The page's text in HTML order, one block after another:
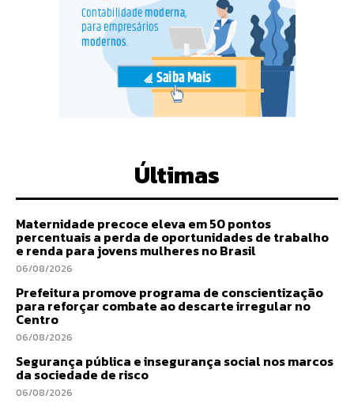
Últimas
Maternidade precoce eleva em 50 pontos
percentuais a perda de oportunidades de trabalho
e renda para jovens mulheres no Brasil
06/08/2026
Prefeitura promove programa de conscientização
para reforçar combate ao descarte irregular no
Centro
06/08/2026
Segurança pública e insegurança social nos marcos
da sociedade de risco
06/08/2026